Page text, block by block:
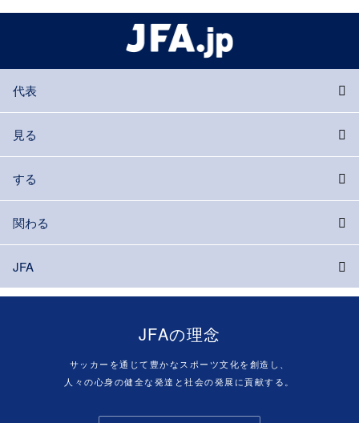
代表
見る
する
関わる
JFA
JFAの理念
サッカーを通じて豊かなスポーツ文化を創造し、
人々の心身の健全な発達と社会の発展に貢献する。